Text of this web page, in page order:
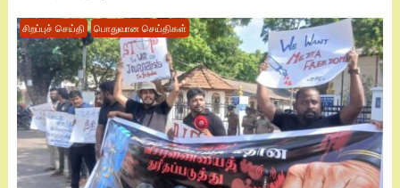
சிறப்புச் செய்தி பொதுவான செய்திகள்